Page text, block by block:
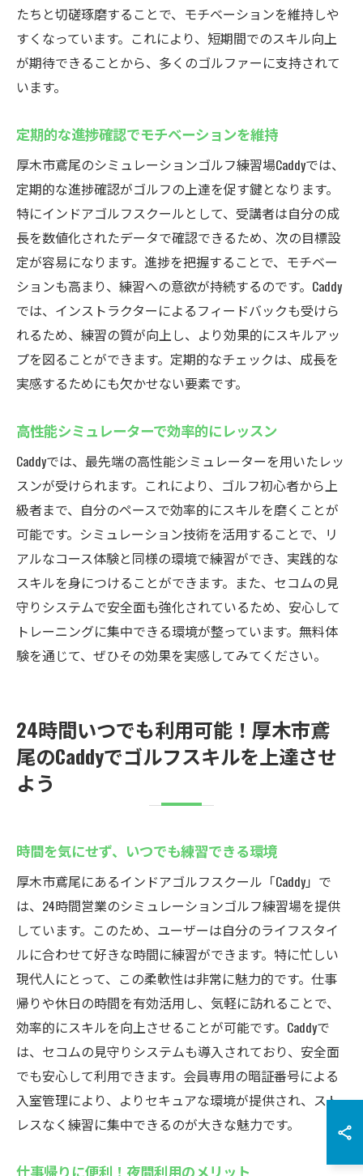
たちと切磋琢磨することで、モチベーションを維持しや
すくなっています。これにより、短期間でのスキル向上
が期待できることから、多くのゴルファーに支持されて
います。
定期的な進捗確認でモチベーションを維持
厚木市鳶尾のシミュレーションゴルフ練習場Caddyでは、
定期的な進捗確認がゴルフの上達を促す鍵となります。
特にインドアゴルフスクールとして、受講者は自分の成
長を数値化されたデータで確認できるため、次の目標設
定が容易になります。進捗を把握することで、モチベー
ションも高まり、練習への意欲が持続するのです。Caddy
では、インストラクターによるフィードバックも受けら
れるため、練習の質が向上し、より効果的にスキルアッ
プを図ることができます。定期的なチェックは、成長を
実感するためにも欠かせない要素です。
高性能シミュレーターで効率的にレッスン
Caddyでは、最先端の高性能シミュレーターを用いたレッ
スンが受けられます。これにより、ゴルフ初心者から上
級者まで、自分のペースで効率的にスキルを磨くことが
可能です。シミュレーション技術を活用することで、リ
アルなコース体験と同様の環境で練習ができ、実践的な
スキルを身につけることができます。また、セコムの見
守りシステムで安全面も強化されているため、安心して
トレーニングに集中できる環境が整っています。無料体
験を通じて、ぜひその効果を実感してみてください。
24時間いつでも利用可能！厚木市鳶
尾のCaddyでゴルフスキルを上達させ
よう
時間を気にせず、いつでも練習できる環境
厚木市鳶尾にあるインドアゴルフスクール「Caddy」で
は、24時間営業のシミュレーションゴルフ練習場を提供
しています。このため、ユーザーは自分のライフスタイ
ルに合わせて好きな時間に練習ができます。特に忙しい
現代人にとって、この柔軟性は非常に魅力的です。仕事
帰りや休日の時間を有効活用し、気軽に訪れることで、
効率的にスキルを向上させることが可能です。Caddyで
は、セコムの見守りシステムも導入されており、安全面
でも安心して利用できます。会員専用の暗証番号による
入室管理により、よりセキュアな環境が提供され、スト
レスなく練習に集中できるのが大きな魅力です。
仕事帰りに便利！夜間利用のメリット